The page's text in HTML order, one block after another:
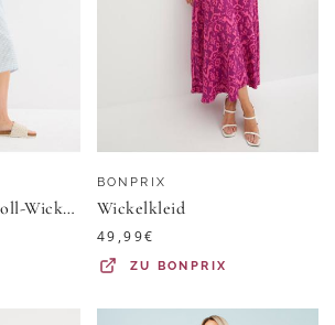
Seersucker-Baumwoll-Wickelkleid aus reiner Baumwolle
BONPRIX
Wickelkleid
49,99€
ZU BONPRIX